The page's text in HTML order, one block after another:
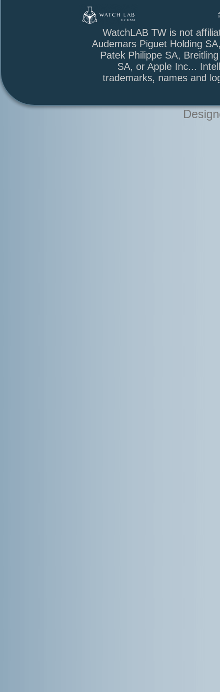
台北市萬
WatchLAB TW is not
Audemars Piguet Holding
Patek Philippe SA,
SA, or Apple Inc...
trademarks, names and